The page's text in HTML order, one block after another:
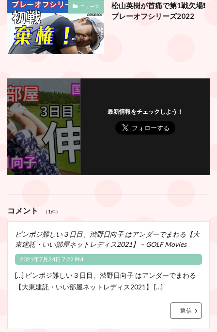
ニュース
松山英樹が首痛で第1戦欠場❗️
プレーオフシリーズ2022
最新情報をチェックしよう！
コメント （1件）
ピンポジ難しい３日目、渋野日向子 はアンダーでまわる【大
東建託・いい部屋ネットレディス2021】 – GOLF Movies
2021年7月24日 7:22 PM
[…] ピンポジ難しい３日目、渋野日向子 はアンダーでまわる
【大東建託・いい部屋ネットレディス2021】 […]
返信